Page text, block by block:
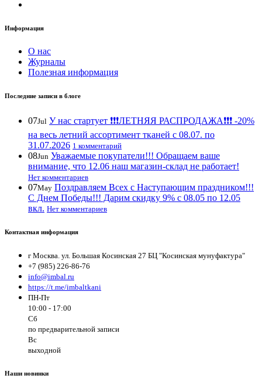
Информация
О нас
Журналы
Полезная информация
Последние записи в блоге
07Jul У нас стартует ❗️❗️❗️ЛЕТНЯЯ РАСПРОДАЖА❗️❗️❗️ -20%
на весь летний ассортимент тканей с 08.07. по
31.07.2026 1 комментарий
08Jun Уважаемые покупатели!!! Обращаем ваше
внимание, что 12.06 наш магазин-склад не работает!
Нет комментариев
07May Поздравляем Всех с Наступающим праздником!!!
С Днем Победы!!! Дарим скидку 9% с 08.05 по 12.05
вкл. Нет комментариев
Контактная информация
г Москва. ул. Большая Косинская 27 БЦ "Косинская мунуфактура"
+7 (985) 226-86-76
info@imbal.ru
https://t.me/imbaltkani
ПН-Пт
10:00 - 17:00
Сб
по предварительной записи
Вс
выходной
Наши новинки